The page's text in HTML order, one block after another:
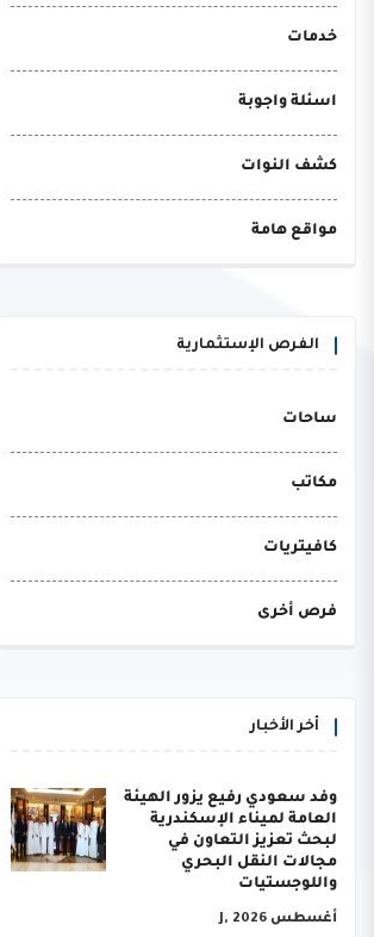
خدمات
اسئلة واجوبة
كشف النوات
مواقع هامة
الفرص الإستثمارية
ساحات
مكاتب
كافيتريات
فرص أخرى
أخر الأخبار
وفد سعودي رفيع يزور الهيئة
العامة لميناء الإسكندرية
لبحث تعزيز التعاون في
مجالات النقل البحري
واللوجستيات
أغسطس J, 2026